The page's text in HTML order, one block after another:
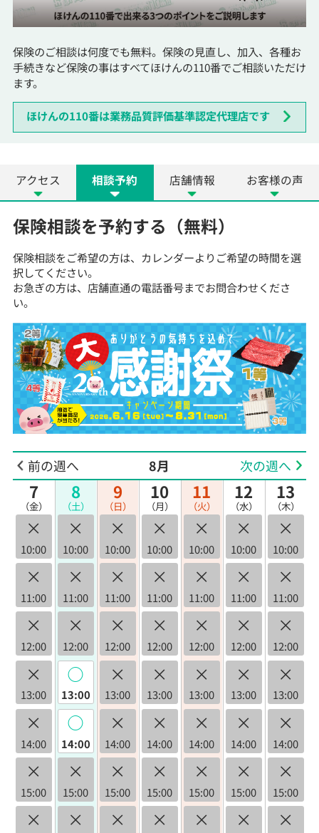
保険のご相談は何度でも無料。保険の見直し、加入、各種お
手続きなど保険の事はすべてほけんの110番でご相談いただけ
ます。
ほけんの110番は業務品質評価基準認定代理店です
アクセス 相談予約 店舗情報 お客様の声
保険相談を予約する（無料）
前の週へ 8月 次の週へ
7
（金）
×
10:00
×
11:00
×
12:00
×
13:00
×
14:00
×
15:00
×
8
（土）
×
10:00
×
11:00
×
12:00
◯
13:00
◯
14:00
×
15:00
×
9
（日）
×
10:00
×
11:00
×
12:00
×
13:00
×
14:00
×
15:00
×
10
（月）
×
10:00
×
11:00
×
12:00
×
13:00
×
14:00
×
15:00
×
11
（火）
×
10:00
×
11:00
×
12:00
×
13:00
×
14:00
×
15:00
×
12
（水）
×
10:00
×
11:00
×
12:00
×
13:00
×
14:00
×
15:00
×
13
（木）
×
10:00
×
11:00
×
12:00
×
13:00
×
14:00
×
15:00
×
保険相談をご希望の方は、カレンダーよりご希望の時間を選
択してください。
お急ぎの方は、店舗直通の電話番号までお問合わせくださ
い。